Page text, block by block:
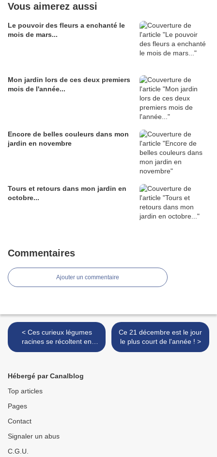
Vous aimerez aussi
Le pouvoir des fleurs a enchanté le
mois de mars...
Mon jardin lors de ces deux premiers
mois de l'année...
Encore de belles couleurs dans mon
jardin en novembre
Tours et retours dans mon jardin en
octobre...
Commentaires
Ajouter un commentaire
< Ces curieux légumes
racines se récoltent en
hiver
Ce 21 décembre est le jour
le plus court de l'année ! >
Hébergé par Canalblog
Top articles
Pages
Contact
Signaler un abus
C.G.U.